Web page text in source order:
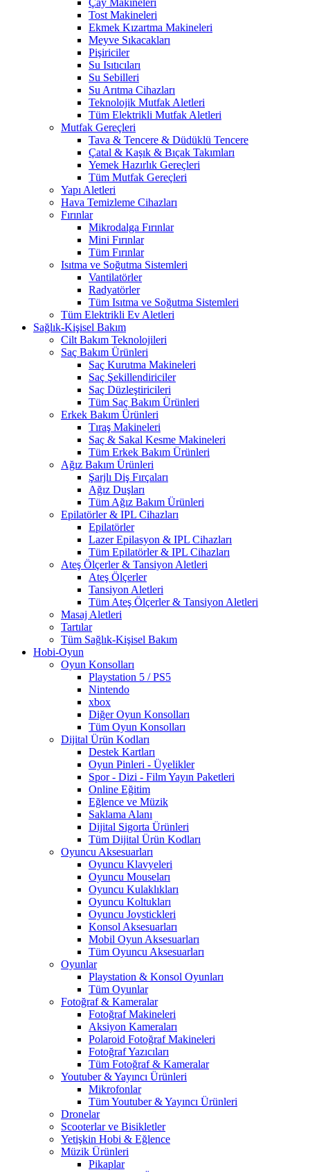
Çay Makineleri
Tost Makineleri
Ekmek Kızartma Makineleri
Meyve Sıkacakları
Pişiriciler
Su Isıtıcıları
Su Sebilleri
Su Arıtma Cihazları
Teknolojik Mutfak Aletleri
Tüm Elektrikli Mutfak Aletleri
Mutfak Gereçleri
Tava & Tencere & Düdüklü Tencere
Çatal & Kaşık & Bıçak Takımları
Yemek Hazırlık Gereçleri
Tüm Mutfak Gereçleri
Yapı Aletleri
Hava Temizleme Cihazları
Fırınlar
Mikrodalga Fırınlar
Mini Fırınlar
Tüm Fırınlar
Isıtma ve Soğutma Sistemleri
Vantilatörler
Radyatörler
Tüm Isıtma ve Soğutma Sistemleri
Tüm Elektrikli Ev Aletleri
Sağlık-Kişisel Bakım
Cilt Bakım Teknolojileri
Saç Bakım Ürünleri
Saç Kurutma Makineleri
Saç Şekillendiriciler
Saç Düzleştiricileri
Tüm Saç Bakım Ürünleri
Erkek Bakım Ürünleri
Tıraş Makineleri
Saç & Sakal Kesme Makineleri
Tüm Erkek Bakım Ürünleri
Ağız Bakım Ürünleri
Şarjlı Diş Fırçaları
Ağız Duşları
Tüm Ağız Bakım Ürünleri
Epilatörler & IPL Cihazları
Epilatörler
Lazer Epilasyon & IPL Cihazları
Tüm Epilatörler & IPL Cihazları
Ateş Ölçerler & Tansiyon Aletleri
Ateş Ölçerler
Tansiyon Aletleri
Tüm Ateş Ölçerler & Tansiyon Aletleri
Masaj Aletleri
Tartılar
Tüm Sağlık-Kişisel Bakım
Hobi-Oyun
Oyun Konsolları
Playstation 5 / PS5
Nintendo
xbox
Diğer Oyun Konsolları
Tüm Oyun Konsolları
Dijital Ürün Kodları
Destek Kartları
Oyun Pinleri - Üyelikler
Spor - Dizi - Film Yayın Paketleri
Online Eğitim
Eğlence ve Müzik
Saklama Alanı
Dijital Sigorta Ürünleri
Tüm Dijital Ürün Kodları
Oyuncu Aksesuarları
Oyuncu Klavyeleri
Oyuncu Mouseları
Oyuncu Kulaklıkları
Oyuncu Koltukları
Oyuncu Joystickleri
Konsol Aksesuarları
Mobil Oyun Aksesuarları
Tüm Oyuncu Aksesuarları
Oyunlar
Playstation & Konsol Oyunları
Tüm Oyunlar
Fotoğraf & Kameralar
Fotoğraf Makineleri
Aksiyon Kameraları
Polaroid Fotoğraf Makineleri
Fotoğraf Yazıcıları
Tüm Fotoğraf & Kameralar
Youtuber & Yayıncı Ürünleri
Mikrofonlar
Tüm Youtuber & Yayıncı Ürünleri
Dronelar
Scooterlar ve Bisikletler
Yetişkin Hobi & Eğlence
Müzik Ürünleri
Pikaplar